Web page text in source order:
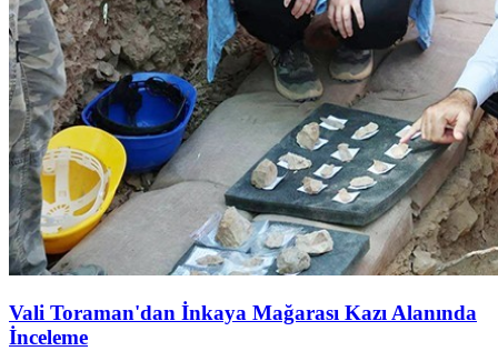
Vali Toraman'dan İnkaya Mağarası Kazı Alanında
İnceleme